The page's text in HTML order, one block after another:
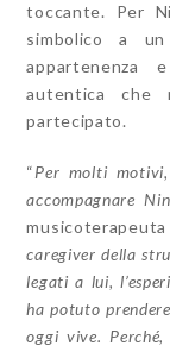
toccante. Per
simbolico a
appartenenza
autentica che
partecipato.
“Per molti
accompagnare
caregiver della
legati a lui,
ha potuto
oggi vive.